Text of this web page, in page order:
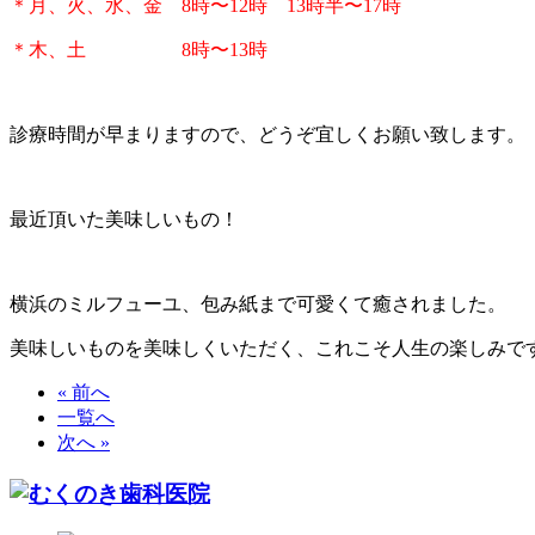
＊月、火、水、金 8時〜12時 13時半〜17時
＊木、土 8時〜13時
診療時間が早まりますので、どうぞ宜しくお願い致します。
最近頂いた美味しいもの！
横浜のミルフューユ、包み紙まで可愛くて癒されました。
美味しいものを美味しくいただく、これこそ人生の楽しみで
« 前へ
一覧へ
次へ »